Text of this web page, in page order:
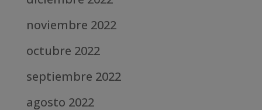
noviembre 2022
octubre 2022
septiembre 2022
agosto 2022